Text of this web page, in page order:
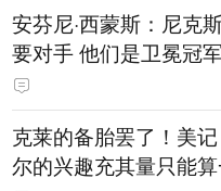
安芬尼·西蒙斯：尼克
要对手 他们是卫冕冠军
克莱的备胎罢了！美
尔的兴趣充其量只能